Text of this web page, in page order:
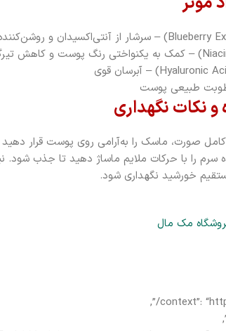
طبیعی پوست
نکات نگهداری
سرم را با حرکات ملایم ماساژ دهید تا جذب
خورشید نگهداری شود.
مک مال